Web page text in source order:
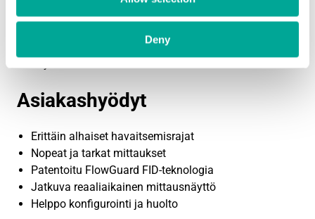
Deny
kokonaishiilivetyanalysaattori (HTHA)
kokonaishiilivetyjen mittaukseen lämmitetystä
Asiakashyödyt
Erittäin alhaiset havaitsemisrajat
Nopeat ja tarkat mittaukset
Patentoitu FlowGuard FID-teknologia
Jatkuva reaaliaikainen mittausnäyttö
Helppo konfigurointi ja huolto